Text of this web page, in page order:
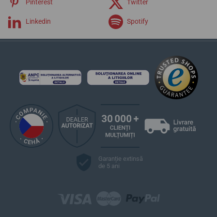
Pinterest Twitter
Linkedin Spotify
Garanție extinsă
de 5 ani